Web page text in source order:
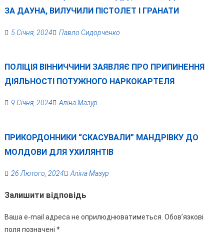
ЗА ДАУНА, ВИЛУЧИЛИ ПІСТОЛЕТ І ГРАНАТИ
5 Січня, 2024 Павло Сидорченко
ПОЛІЦІЯ ВІННИЧЧИНИ ЗАЯВЛЯЄ ПРО ПРИПИНЕННЯ
ДІЯЛЬНОСТІ ПОТУЖНОГО НАРКОКАРТЕЛЯ
9 Січня, 2024 Аліна Мазур
ПРИКОРДОННИКИ “СКАСУВАЛИ” МАНДРІВКУ ДО
МОЛДОВИ ДЛЯ УХИЛЯНТІВ
26 Лютого, 2024 Аліна Мазур
Залишити відповідь
Ваша e-mail адреса не оприлюднюватиметься. Обов’язкові
поля позначені *